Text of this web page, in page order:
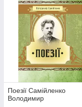
Поезії Самійленко
Володимир